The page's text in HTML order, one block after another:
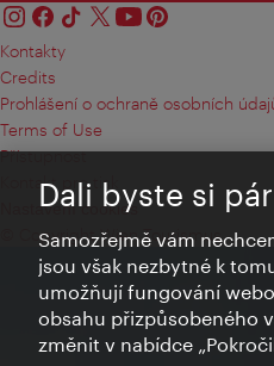
Kontakty
Credits
Prohlášení o ochraně osobních
Terms of Use
Přístupnost
Kontakt pro tisk
Nastavení cookies
© Copyright Wien Tourismus
Dali byste si
Samozřejmě vám
jsou však nezbytné k
umožňují fungování
obsahu přizpůsobeného
změnit v nabídce